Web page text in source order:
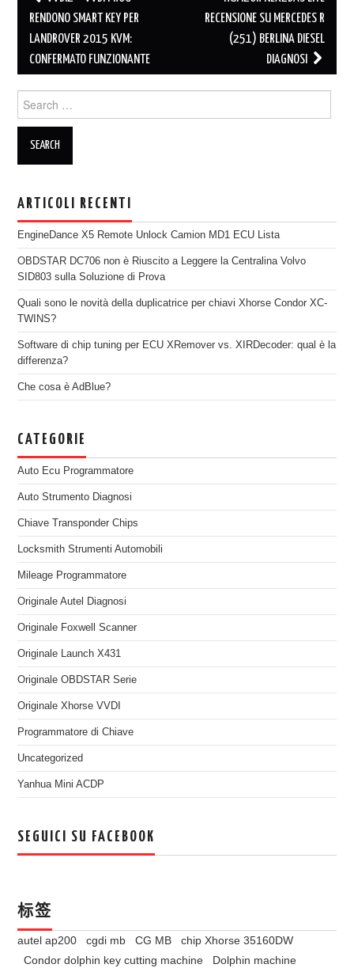
Post navigation
RENDONO SMART KEY PER
LANDROVER 2015 KVM:
CONFERMATO FUNZIONANTE
RECENSIONE SU MERCEDES R
(251) BERLINA DIESEL
DIAGNOSI
Search for:
ARTICOLI RECENTI
EngineDance X5 Remote Unlock Camion MD1 ECU Lista
OBDSTAR DC706 non è Riuscito a Leggere la Centralina Volvo
SID803 sulla Soluzione di Prova
Quali sono le novità della duplicatrice per chiavi Xhorse Condor XC-
TWINS?
Software di chip tuning per ECU XRemover vs. XIRDecoder: qual è la
differenza?
Che cosa è AdBlue?
CATEGORIE
Auto Ecu Programmatore
Auto Strumento Diagnosi
Chiave Transponder Chips
Locksmith Strumenti Automobili
Mileage Programmatore
Originale Autel Diagnosi
Originale Foxwell Scanner
Originale Launch X431
Originale OBDSTAR Serie
Originale Xhorse VVDI
Programmatore di Chiave
Uncategorized
Yanhua Mini ACDP
SEGUICI SU FACEBOOK
标签
autel ap200 cgdi mb CG MB
chip Xhorse 35160DW
Condor dolphin key cutting machine
Dolphin machine